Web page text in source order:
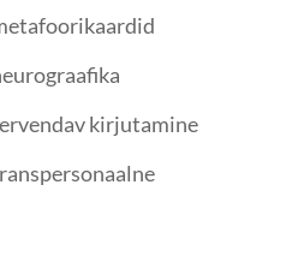
kirjutamine